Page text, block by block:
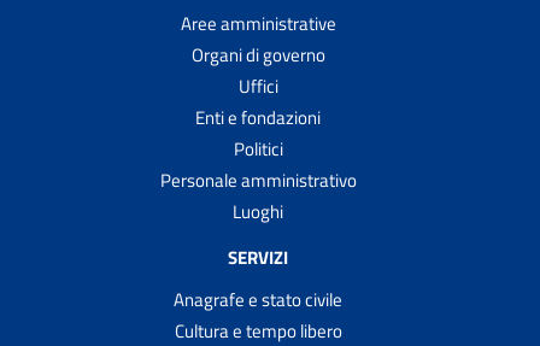
Aree amministrative
Organi di governo
Uffici
Enti e fondazioni
Politici
Personale amministrativo
Luoghi
SERVIZI
Anagrafe e stato civile
Cultura e tempo libero